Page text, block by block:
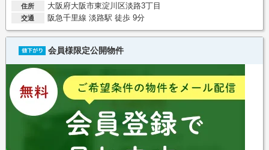
住所 大阪府大阪市東淀川区淡路3丁目
交通 阪急千里線 淡路駅 徒歩 9分
会員様限定公開物件